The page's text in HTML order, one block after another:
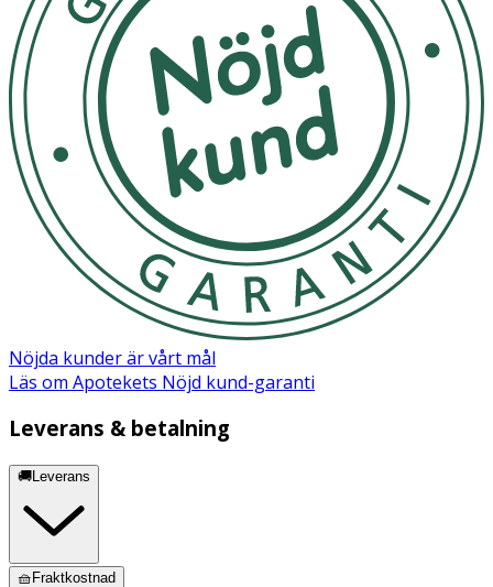
Nöjda kunder är vårt mål
Läs om Apotekets Nöjd kund-garanti
Leverans & betalning
🚚Leverans
🧺Fraktkostnad